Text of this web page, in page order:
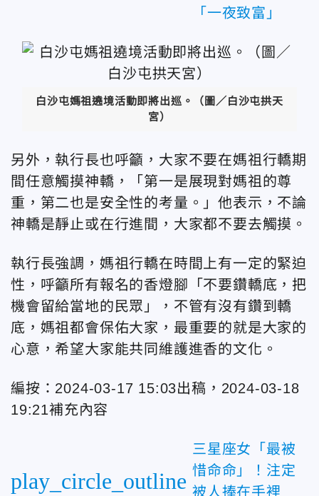
「一夜致富」
白沙屯媽祖遶境活動即將出巡。（圖／白沙屯拱天
宮）
另外，執行長也呼籲，大家不要在媽祖行轎期
間任意觸摸神轎，「第一是展現對媽祖的尊
重，第二也是安全性的考量。」他表示，不論
神轎是靜止或在行進間，大家都不要去觸摸。
執行長強調，媽祖行轎在時間上有一定的緊迫
性，呼籲所有報名的香燈腳「不要鑽轎底，把
機會留給當地的民眾」，不管有沒有鑽到轎
底，媽祖都會保佑大家，最重要的就是大家的
心意，希望大家能共同維護進香的文化。
編按：2024-03-17 15:03出稿，2024-03-18
19:21補充內容
play_circle_outline
三星座女「最被
惜命命」！注定
被人捧在手裡